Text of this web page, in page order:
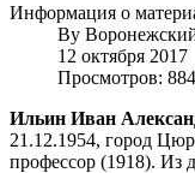
Информация о
By
12 октября 2017
Просмотров: 884
Ильин Иван
21.12.1954, город
профессор (1918). Из